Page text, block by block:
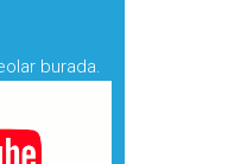
burada.